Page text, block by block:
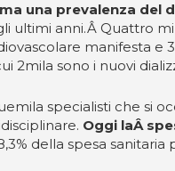
una prevalenza del
ultimi anni.Â Quattro
manifesta e
2mila sono i nuovi
specialisti che si
Oggi laÂ
della spesa